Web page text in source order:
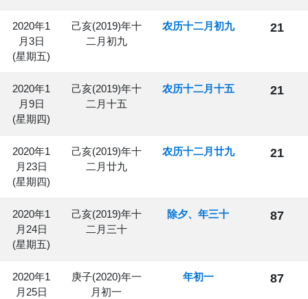
2020年1
月3日
(星期五)
己亥(2019)年十
二月初九
农历十二月初九 21
2020年1
月9日
(星期四)
己亥(2019)年十
二月十五
农历十二月十五 21
2020年1
月23日
(星期四)
己亥(2019)年十
二月廿九
农历十二月廿九 21
2020年1
月24日
(星期五)
己亥(2019)年十
二月三十
除夕、年三十 87
2020年1
月25日
庚子(2020)年一
月初一
年初一 87